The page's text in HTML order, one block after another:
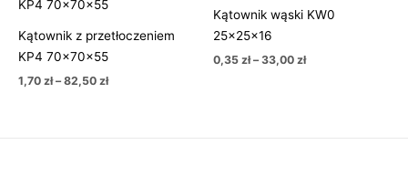
Kątownik z przetłoczeniem
KP4 70x70x55
1,70 zł – 82,50 zł
od
do
Kątownik wąski KW0
25x25x16
0,35 zł – 33,00 zł
od
0,35 zł